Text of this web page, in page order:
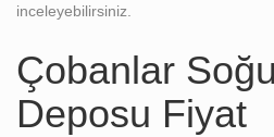
inceleyebilirsiniz.
Çobanlar
Deposu Fiyat